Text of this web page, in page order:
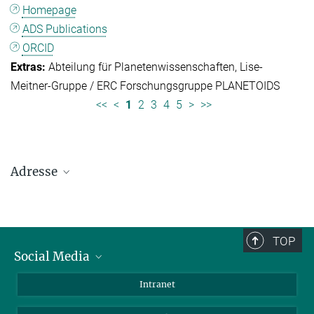
Homepage
ADS Publications
ORCID
Abteilung für Planetenwissenschaften Lise-
Meitner-Gruppe / ERC Forschungsgruppe PLANETOIDS
<< < 1 2 3 4 5 > >>
Adresse
Telefon: +49 551 384 979-0
E-Mail:presseinfo@mps.mpg.de
TOP
Social Media
Intranet